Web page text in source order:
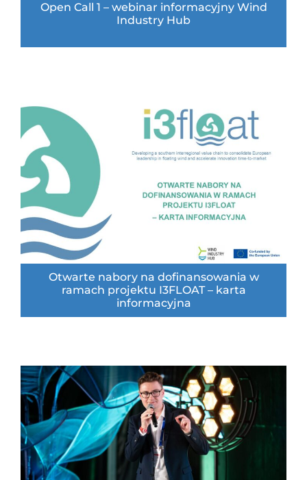
Open Call 1 – webinar informacyjny Wind
Industry Hub
Otwarte nabory na dofinansowania w
ramach projektu I3FLOAT – karta
informacyjna